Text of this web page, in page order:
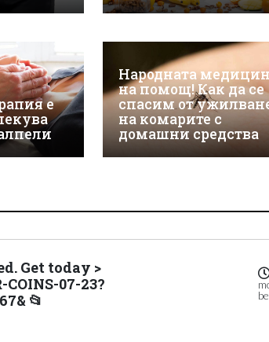
е
Народната
на помощ! Как да се
спасим от
на комарите с
домашни средства
Get today >
07-23?
📂